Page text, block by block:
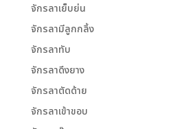
จักรลาเย็บย่น
จักรลามีลูกกลิ้ง
จักรลาทับ
จักรลาดึงยาง
จักรลาตัดด้าย
จักรลาเข้าขอบ